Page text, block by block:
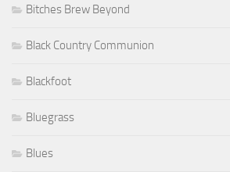
Bitches Brew Beyond
Black Country Communion
Blackfoot
Bluegrass
Blues